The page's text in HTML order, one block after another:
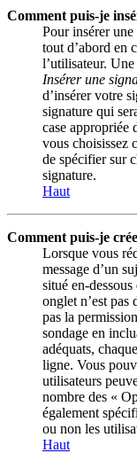
Comment puis-je
Pour insérer une
tout d’abord en
l’utilisateur.
Insérer une
d’insérer votre
signature qui
case appropriée
vous choisissez
de spécifier sur
signature.
Haut
Comment puis-je
Lorsque vous
message d’un
situé en-
onglet n’est pas
pas la
sondage en
adéquats,
ligne. Vous
utilisateurs
nombre des «
également
ou non les
Haut